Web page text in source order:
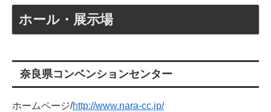
ホール・展示場
奈良県コンベンションセンター
ホームページ/http://www.nara-cc.jp/